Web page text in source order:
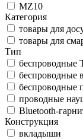
MZ10
Категория
товары для
товары для
Тип
беспроводные
беспроводные
беспроводные
проводные
Bluetooth-
Конструкция
вкладыши